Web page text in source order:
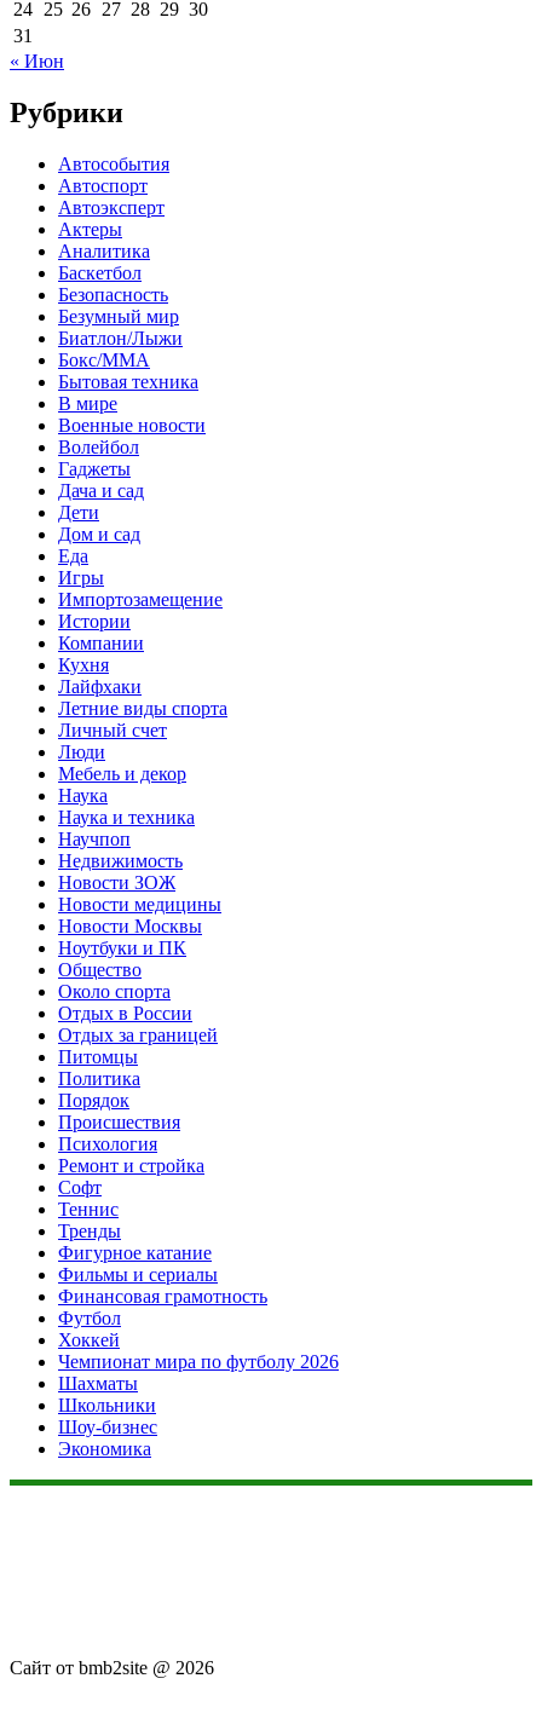
24 25 26 27 28 29 30
31
« Июн
Рубрики
Автособытия
Автоспорт
Автоэксперт
Актеры
Аналитика
Баскетбол
Безопасность
Безумный мир
Биатлон/Лыжи
Бокс/MMA
Бытовая техника
В мире
Военные новости
Волейбол
Гаджеты
Дача и сад
Дети
Дом и сад
Еда
Игры
Импортозамещение
Истории
Компании
Кухня
Лайфхаки
Летние виды спорта
Личный счет
Люди
Мебель и декор
Наука
Наука и техника
Научпоп
Недвижимость
Новости ЗОЖ
Новости медицины
Новости Москвы
Ноутбуки и ПК
Общество
Около спорта
Отдых в России
Отдых за границей
Питомцы
Политика
Порядок
Происшествия
Психология
Ремонт и стройка
Софт
Теннис
Тренды
Фигурное катание
Фильмы и сериалы
Финансовая грамотность
Футбол
Хоккей
Чемпионат мира по футболу 2026
Шахматы
Школьники
Шоу-бизнес
Экономика
Сайт от bmb2site @ 2026